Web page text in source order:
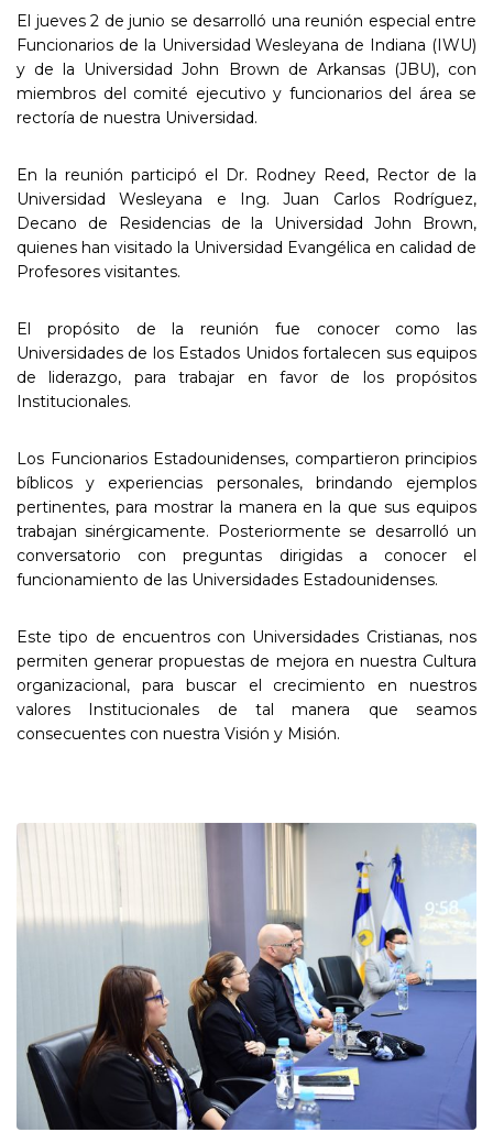
El jueves 2 de junio se desarrolló una reunión especial entre
Funcionarios de la Universidad Wesleyana de Indiana (IWU)
y de la Universidad John Brown de Arkansas (JBU), con
miembros del comité ejecutivo y funcionarios del área se
rectoría de nuestra Universidad.
En la reunión participó el Dr. Rodney Reed, Rector de la
Universidad Wesleyana e Ing. Juan Carlos Rodríguez,
Decano de Residencias de la Universidad John Brown,
quienes han visitado la Universidad Evangélica en calidad de
Profesores visitantes.
El propósito de la reunión fue conocer como las
Universidades de los Estados Unidos fortalecen sus equipos
de liderazgo, para trabajar en favor de los propósitos
Institucionales.
Los Funcionarios Estadounidenses, compartieron principios
bíblicos y experiencias personales, brindando ejemplos
pertinentes, para mostrar la manera en la que sus equipos
trabajan sinérgicamente. Posteriormente se desarrolló un
conversatorio con preguntas dirigidas a conocer el
funcionamiento de las Universidades Estadounidenses.
Este tipo de encuentros con Universidades Cristianas, nos
permiten generar propuestas de mejora en nuestra Cultura
organizacional, para buscar el crecimiento en nuestros
valores Institucionales de tal manera que seamos
consecuentes con nuestra Visión y Misión.